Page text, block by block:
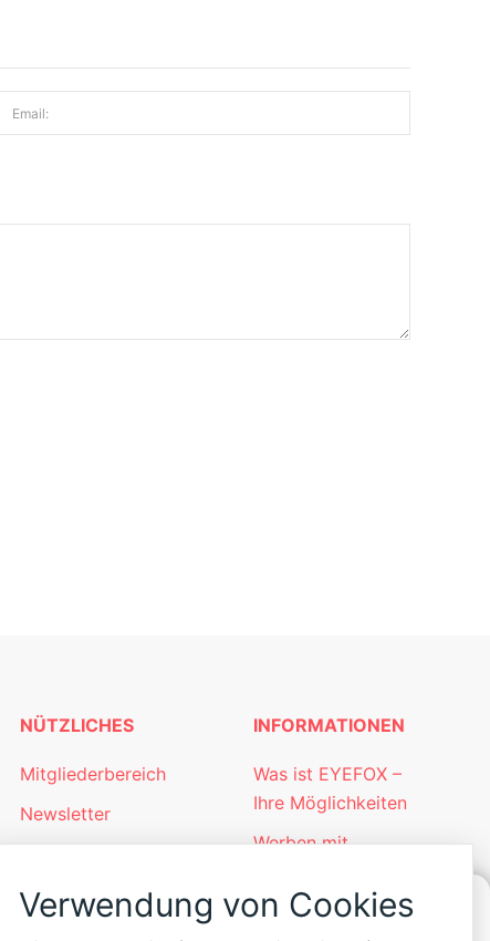
Email:
NÜTZLICHES
Mitgliederbereich
Newsletter
INFORMATIONEN
Was ist EYEFOX –
Ihre Möglichkeiten
Werben mit
Kontakt
Verwendung von Cookies